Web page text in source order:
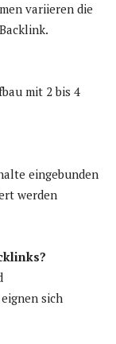
variieren die
mit 2 bis 4
eingebunden
werden
sich